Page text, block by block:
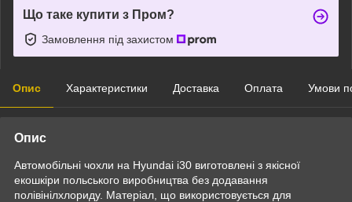
Що таке купити з Пром?
Замовлення під захистом
Опис Характеристики Доставка Оплата Умови
Опис
Автомобільні чохли на Hyundai i30 виготовлені з якісної
екошкіри польського виробництва без додавання
полівінілхлориду. Матеріал, що використовується для